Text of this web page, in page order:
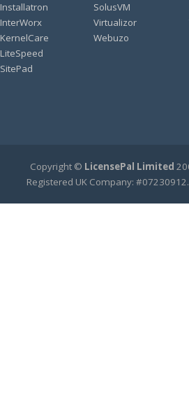
Installatron
InterWorx
KernelCare
LiteSpeed
SitePad
SolusVM
Virtualizor
Webuzo
Copyright © LicensePal Limited
Registered UK Company: